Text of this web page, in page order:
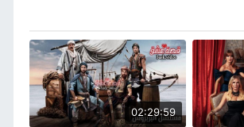
02:29:59